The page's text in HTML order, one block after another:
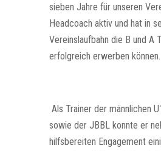
sieben Jahre für unseren
Headcoach aktiv und hat in
Vereinslaufbahn die B und A
erfolgreich erwerben können.
Als Trainer der männlichen
sowie der JBBL konnte er
hilfsbereiten Engagement